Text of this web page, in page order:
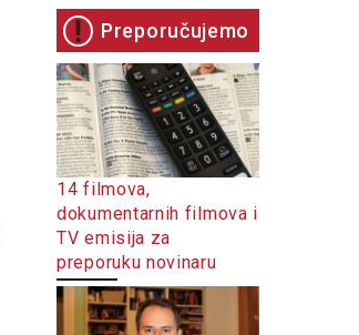
Preporučujemo
14 filmova,
dokumentarnih filmova i
TV emisija za
preporuku novinaru